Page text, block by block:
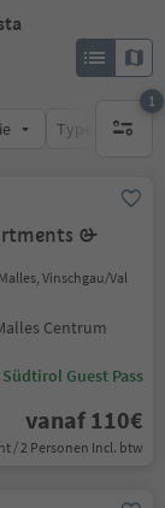
Type catering
1
1
&
Vinschgau/Val
Centrum
Südtirol Guest Pass
vanaf 110€
/ 2 Personen Incl. btw